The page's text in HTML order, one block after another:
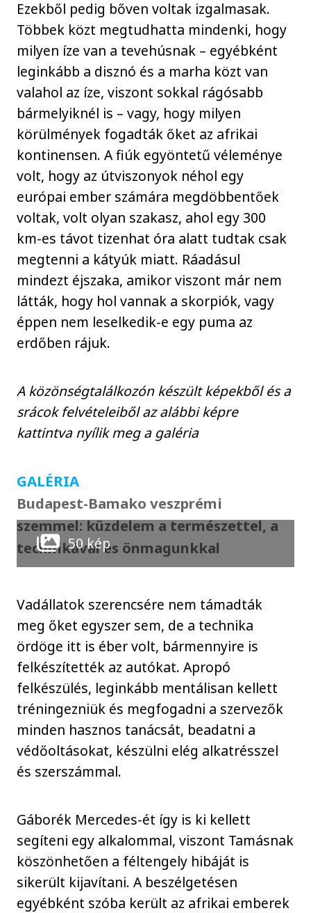
Ezekből pedig bőven voltak izgalmasak.
Többek közt megtudhatta mindenki, hogy
milyen íze van a tevehúsnak – egyébként
leginkább a disznó és a marha közt van
valahol az íze, viszont sokkal rágósabb
bármelyiknél is – vagy, hogy milyen
körülmények fogadták őket az afrikai
kontinensen. A fiúk egyöntetű véleménye
volt, hogy az útviszonyok néhol egy
európai ember számára megdöbbentőek
voltak, volt olyan szakasz, ahol egy 300
km-es távot tizenhat óra alatt tudtak csak
megtenni a kátyúk miatt. Ráadásul
mindezt éjszaka, amikor viszont már nem
látták, hogy hol vannak a skorpiók, vagy
éppen nem leselkedik-e egy puma az
erdőben rájuk.
A közönségtalálkozón készült képekből és a
srácok felvételeiből az alábbi képre
kattintva nyílik meg a galéria
GALÉRIA
Budapest-Bamako veszprémi
szemmel: küzdelem a természettel, a
technikával és önmagunkkal
50 kép
Vadállatok szerencsére nem támadták
meg őket egyszer sem, de a technika
ördöge itt is éber volt, bármennyire is
felkészítették az autókat. Apropó
felkészülés, leginkább mentálisan kellett
tréningezniük és megfogadni a szervezők
minden hasznos tanácsát, beadatni a
védőoltásokat, készülni elég alkatrésszel
és szerszámmal.
Gáborék Mercedes-ét így is ki kellett
segíteni egy alkalommal, viszont Tamásnak
köszönhetően a féltengely hibáját is
sikerült kijavítani. A beszélgetésen
egyébként szóba került az afrikai emberek